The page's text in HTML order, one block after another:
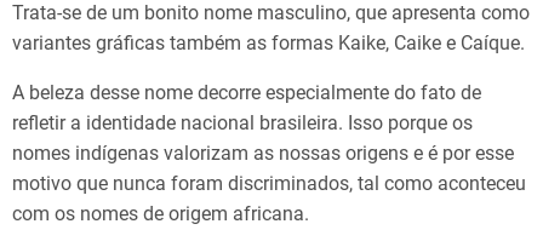
Trata-se de um bonito nome masculino, que apresenta como
variantes gráficas também as formas Kaike, Caike e Caíque.
A beleza desse nome decorre especialmente do fato de
refletir a identidade nacional brasileira. Isso porque os
nomes indígenas valorizam as nossas origens e é por esse
motivo que nunca foram discriminados, tal como aconteceu
com os nomes de origem africana.